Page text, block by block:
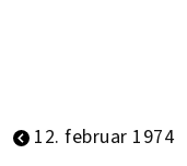
12. februar 1974